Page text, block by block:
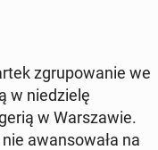
zgrupowanie we
w niedzielę
w Warsza­w­ie.
awan­sowała na